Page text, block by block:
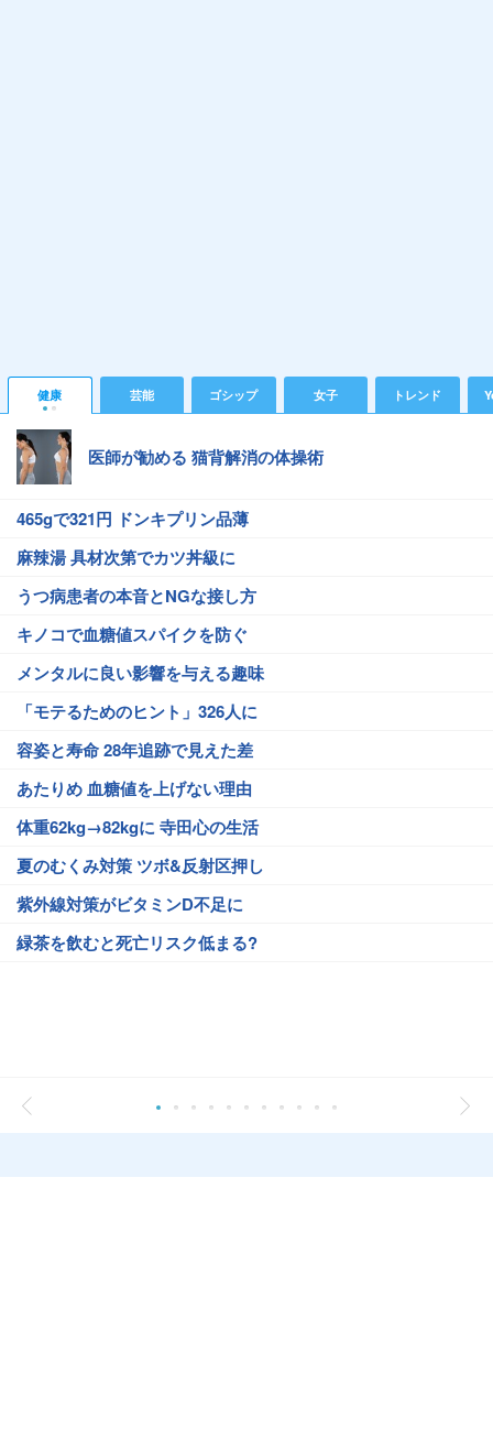
健康 芸能 ゴシップ 女子 トレンド
医師が勧める 猫背解消の体操術
465gで321円 ドンキプリン品薄
麻辣湯 具材次第でカツ丼級に
うつ病患者の本音とNGな接し方
キノコで血糖値スパイクを防ぐ
メンタルに良い影響を与える趣味
「モテるためのヒント」326人に
容姿と寿命 28年追跡で見えた差
あたりめ 血糖値を上げない理由
体重62kg→82kgに 寺田心の生活
夏のむくみ対策 ツボ&反射区押し
紫外線対策がビタミンD不足に
緑茶を飲むと死亡リスク低まる?